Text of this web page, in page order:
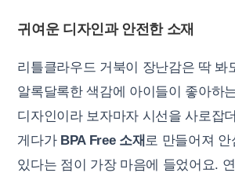
귀여운 디자인과 안전한 소재
리틀클라우드 거북이 장난감은 딱 봐
알록달록한 색감에 아이들이 좋아하
디자인이라 보자마자 시선을 사로잡
게다가 BPA Free 소재로 만들어져
있다는 점이 가장 마음에 들었어요.